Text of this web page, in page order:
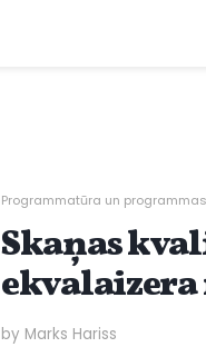
Programmatūra un programmas
Skaņas
by Marks Hariss